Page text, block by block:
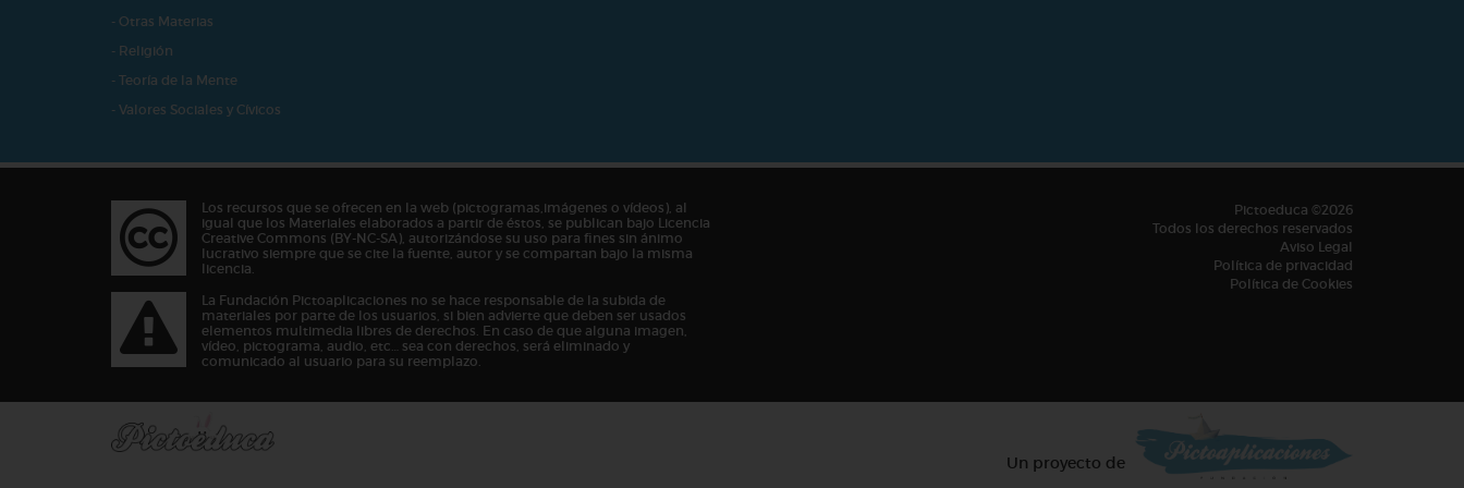
- Otras Materias
- Religión
- Teoría de la Mente
- Valores Sociales y Cívicos
Los recursos que se ofrecen en la web (pictogramas,imágenes o vídeos), al
igual que los Materiales elaborados a partir de éstos, se publican bajo Licencia
Creative Commons (BY-NC-SA), autorizándose su uso para fines sin ánimo
lucrativo siempre que se cite la fuente, autor y se compartan bajo la misma
licencia.
La Fundación Pictoaplicaciones no se hace responsable de la subida de
materiales por parte de los usuarios, si bien advierte que deben ser usados
elementos multimedia libres de derechos. En caso de que alguna imagen,
vídeo, pictograma, audio, etc… sea con derechos, será eliminado y
comunicado al usuario para su reemplazo.
Pictoeduca ©2026
Todos los derechos reservados
Aviso Legal
Política de privacidad
Política de Cookies
Un proyecto de